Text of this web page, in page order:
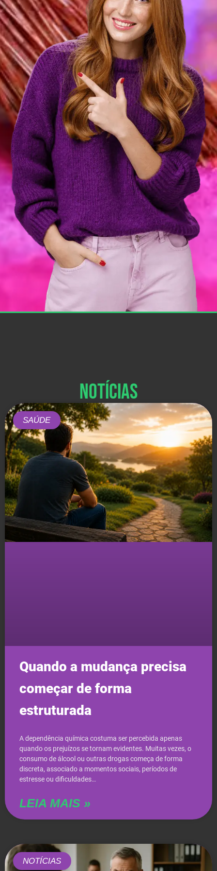
Notícias
SAÚDE
Quando a mudança precisa
começar de forma
estruturada
A dependência química costuma ser percebida apenas
quando os prejuízos se tornam evidentes. Muitas vezes, o
consumo de álcool ou outras drogas começa de forma
discreta, associado a momentos sociais, períodos de
estresse ou dificuldades…
LEIA MAIS »
NOTÍCIAS